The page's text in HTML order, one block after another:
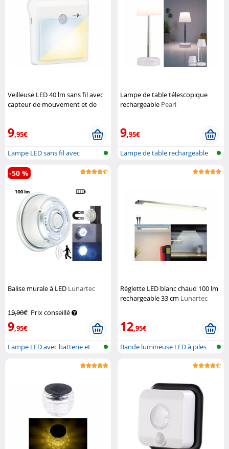
Veilleuse LED 40 lm sans fil avec
capteur de mouvement et de
9,95€
Lampe LED sans fil avec
détecteur d...
Lampe de table télescopique
rechargeable Pearl
9,95€
Lampe de table rechargeable
Balise murale à LED Lunartec
19,90€ Prix conseillé
9,95€
-50 %
Lampe LED avec batterie et
Réglette LED blanc chaud 100 lm
rechargeable 33 cm Lunartec
12,95€
Bande lumineuse LED à piles